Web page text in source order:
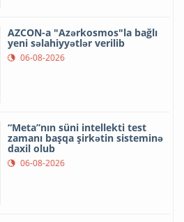
AZCON-a "Azərkosmos"la bağlı
yeni səlahiyyətlər verilib
06-08-2026
“Meta”nın süni intellekti test
zamanı başqa şirkətin sisteminə
daxil olub
06-08-2026